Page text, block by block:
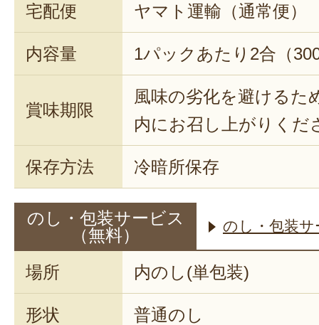
宅配便 ヤマト運輸（通常便）
内容量 1パックあたり2合（
賞味期限
風味の劣化を避けるた
内にお召し上がりくだ
保存方法 冷暗所保存
のし・包装サービス
（無料）
のし・包装
場所 内のし(単包装)
形状 普通のし